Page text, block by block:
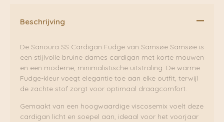
Beschrijving
De Sanoura SS Cardigan Fudge van Samsøe Samsøe is
een stijlvolle bruine dames cardigan met korte mouwen
en een moderne, minimalistische uitstraling. De warme
Fudge-kleur voegt elegantie toe aan elke outfit, terwijl
de zachte stof zorgt voor optimaal draagcomfort.
Gemaakt van een hoogwaardige viscosemix voelt deze
cardigan licht en soepel aan, ideaal voor het voorjaar